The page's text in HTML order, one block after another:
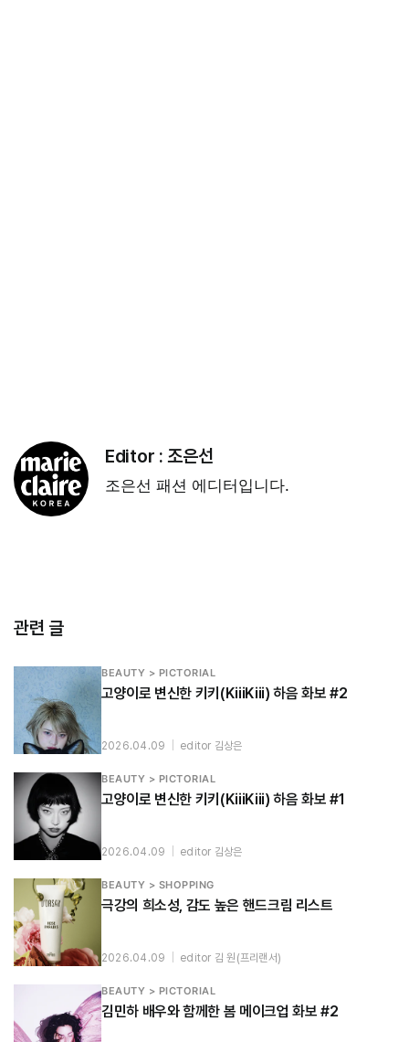
Editor :조은선
조은선 패션 에디터입니다.
관련 글
BEAUTY > PICTORIAL
고양이로 변신한 키키(KiiiKiii) 하음 화보 #2
2026.04.09 editor 김상은
BEAUTY > PICTORIAL
고양이로 변신한 키키(KiiiKiii) 하음 화보 #1
2026.04.09 editor 김상은
BEAUTY > SHOPPING
극강의 희소성, 감도 높은 핸드크림 리스트
2026.04.09 editor 김 원(프리랜서)
BEAUTY > PICTORIAL
김민하 배우와 함께한 봄 메이크업 화보 #2